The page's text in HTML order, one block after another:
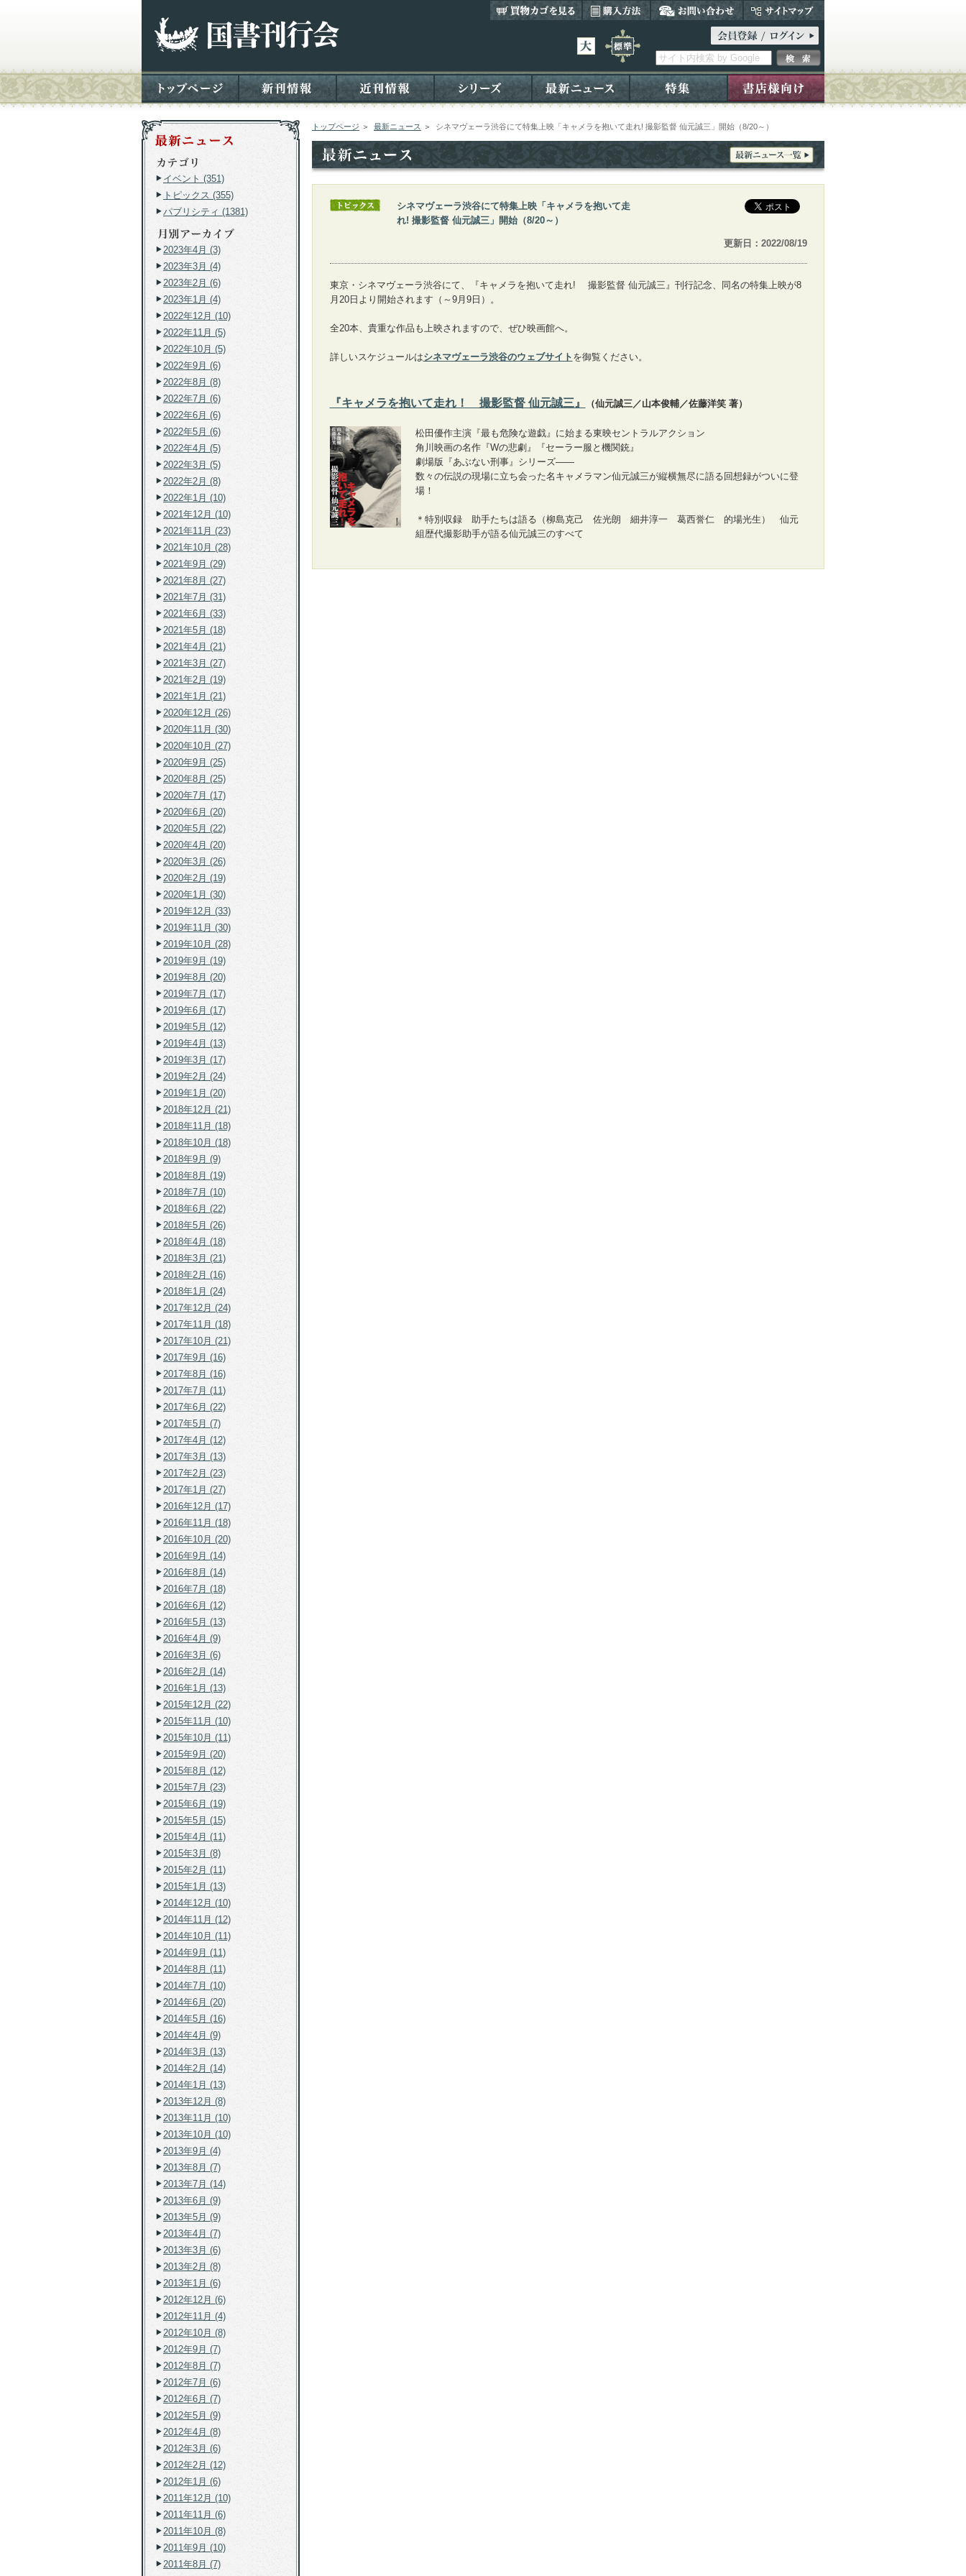
トップページ ＞ 最新ニュース ＞ シネマヴェーラ渋谷にて特集上映「キャメラを抱いて走れ! 撮影監督 仙元誠三」開始（8/20～）
シネマヴェーラ渋谷にて特集上映「キャメラを抱いて走
れ! 撮影監督 仙元誠三」開始（8/20～）
更新日：2022/08/19
東京・シネマヴェーラ渋谷にて、『キャメラを抱いて走れ! 撮影監督 仙元誠三』刊行記念、同名の特集上映が8
月20日より開始されます（～9月9日）。
全20本、貴重な作品も上映されますので、ぜひ映画館へ。
詳しいスケジュールはシネマヴェーラ渋谷のウェブサイト を御覧ください。
『キャメラを抱いて走れ！ 撮影監督 仙元誠三』 （仙元誠三／山本俊輔／佐藤洋笑 著）
松田優作主演『最も危険な遊戯』に始まる東映セントラルアクション
角川映画の名作『Wの悲劇』『セーラー服と機関銃』
劇場版『あぶない刑事』シリーズ――
数々の伝説の現場に立ち会った名キャメラマン仙元誠三が縦横無尽に語る回想録がついに登
場！
＊特別収録 助手たちは語る（柳島克己 佐光朗 細井淳一 葛西誉仁 的場光生） 仙元
組歴代撮影助手が語る仙元誠三のすべて
イベント (351)
トピックス (355)
パブリシティ (1381)
2023年4月 (3)
2023年3月 (4)
2023年2月 (6)
2023年1月 (4)
2022年12月 (10)
2022年11月 (5)
2022年10月 (5)
2022年9月 (6)
2022年8月 (8)
2022年7月 (6)
2022年6月 (6)
2022年5月 (6)
2022年4月 (5)
2022年3月 (5)
2022年2月 (8)
2022年1月 (10)
2021年12月 (10)
2021年11月 (23)
2021年10月 (28)
2021年9月 (29)
2021年8月 (27)
2021年7月 (31)
2021年6月 (33)
2021年5月 (18)
2021年4月 (21)
2021年3月 (27)
2021年2月 (19)
2021年1月 (21)
2020年12月 (26)
2020年11月 (30)
2020年10月 (27)
2020年9月 (25)
2020年8月 (25)
2020年7月 (17)
2020年6月 (20)
2020年5月 (22)
2020年4月 (20)
2020年3月 (26)
2020年2月 (19)
2020年1月 (30)
2019年12月 (33)
2019年11月 (30)
2019年10月 (28)
2019年9月 (19)
2019年8月 (20)
2019年7月 (17)
2019年6月 (17)
2019年5月 (12)
2019年4月 (13)
2019年3月 (17)
2019年2月 (24)
2019年1月 (20)
2018年12月 (21)
2018年11月 (18)
2018年10月 (18)
2018年9月 (9)
2018年8月 (19)
2018年7月 (10)
2018年6月 (22)
2018年5月 (26)
2018年4月 (18)
2018年3月 (21)
2018年2月 (16)
2018年1月 (24)
2017年12月 (24)
2017年11月 (18)
2017年10月 (21)
2017年9月 (16)
2017年8月 (16)
2017年7月 (11)
2017年6月 (22)
2017年5月 (7)
2017年4月 (12)
2017年3月 (13)
2017年2月 (23)
2017年1月 (27)
2016年12月 (17)
2016年11月 (18)
2016年10月 (20)
2016年9月 (14)
2016年8月 (14)
2016年7月 (18)
2016年6月 (12)
2016年5月 (13)
2016年4月 (9)
2016年3月 (6)
2016年2月 (14)
2016年1月 (13)
2015年12月 (22)
2015年11月 (10)
2015年10月 (11)
2015年9月 (20)
2015年8月 (12)
2015年7月 (23)
2015年6月 (19)
2015年5月 (15)
2015年4月 (11)
2015年3月 (8)
2015年2月 (11)
2015年1月 (13)
2014年12月 (10)
2014年11月 (12)
2014年10月 (11)
2014年9月 (11)
2014年8月 (11)
2014年7月 (10)
2014年6月 (20)
2014年5月 (16)
2014年4月 (9)
2014年3月 (13)
2014年2月 (14)
2014年1月 (13)
2013年12月 (8)
2013年11月 (10)
2013年10月 (10)
2013年9月 (4)
2013年8月 (7)
2013年7月 (14)
2013年6月 (9)
2013年5月 (9)
2013年4月 (7)
2013年3月 (6)
2013年2月 (8)
2013年1月 (6)
2012年12月 (6)
2012年11月 (4)
2012年10月 (8)
2012年9月 (7)
2012年8月 (7)
2012年7月 (6)
2012年6月 (7)
2012年5月 (9)
2012年4月 (8)
2012年3月 (6)
2012年2月 (12)
2012年1月 (6)
2011年12月 (10)
2011年11月 (6)
2011年10月 (8)
2011年9月 (10)
2011年8月 (7)